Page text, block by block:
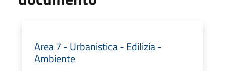
Area 7 - Urbanistica - Edilizia -
Ambiente